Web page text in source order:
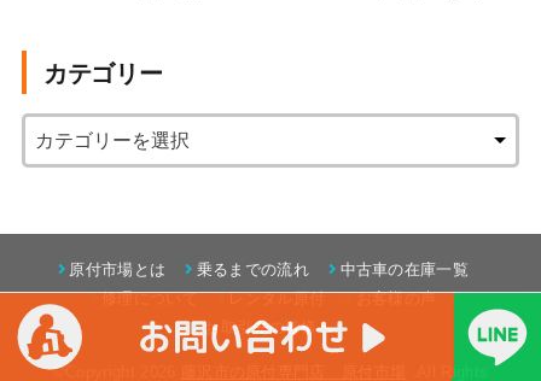
カテゴリー
原付市場とは 乗るまでの流れ
中古車の在庫一覧
修理について
レンタル原付
お客様の声
お取引先の皆様へ
©Copyright 2026 .All Rights